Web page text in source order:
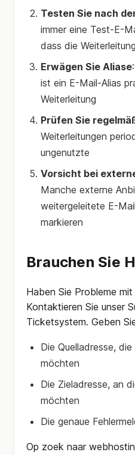
Testen Sie nach
immer eine Test-E-
dass die
Erwägen Sie Aliase
ist ein E-Mail-Alias
Weiterleitung
Prüfen Sie
Weiterleitungen
ungenutzte
Vorsicht bei
Manche externe
weitergeleitete E-
markieren
Brauchen Sie
Haben Sie Probleme
Kontaktieren Sie unser
Ticketsystem. Geben
Die Quelladresse,
möchten
Die Zieladresse, an
möchten
Die genaue
Op zoek naar